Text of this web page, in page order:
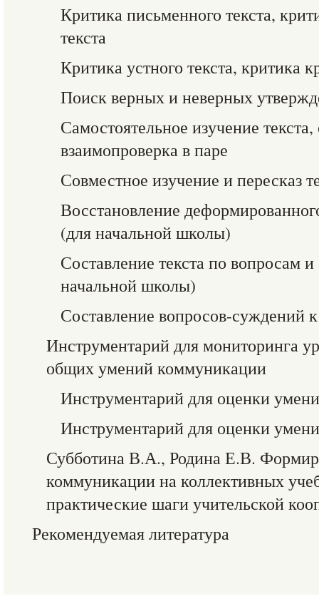
Критика письменного текста,
текста
Критика устного текста, критика
Поиск верных и неверных
Самостоятельное изучение
взаимопроверка в паре
Совместное изучение и пересказ
Восстановление
(для начальной школы)
Составление текста по вопросам
начальной школы)
Составление вопросов-суждений к
Инструментарий для мониторинга
общих умений коммуникации
Инструментарий для оценки
Инструментарий для оценки
Субботина В.А., Родина Е.В.
коммуникации на коллективных
практические шаги учительской
Рекомендуемая литература